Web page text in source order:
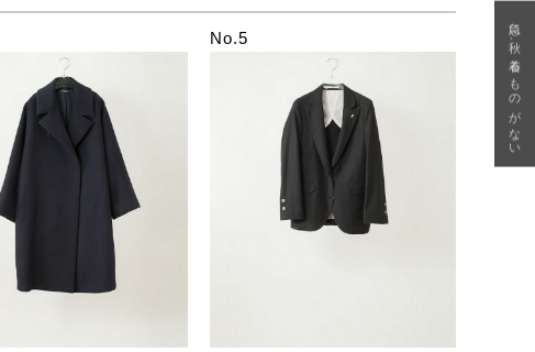
No.5 急に秋、着るものがない